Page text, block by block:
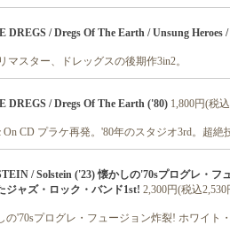
DREGS / Dregs Of The Earth / Unsung
マスター、ドレッグスの後期作3in2。
DREGS / Dregs Of The Earth ('80) 1,800円(税
On CD プラケ再発。'80年のスタジオ3rd。超絶
/ Solstein ('23) 懐かしの'70sプログレ・
ジャズ・ロック・バンド1st! 2,300円(税込2,530
の'70sプログレ・フュージョン炸裂! ホワイト